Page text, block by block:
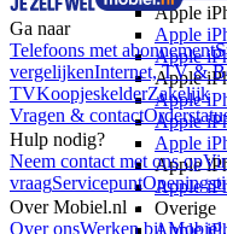
Apple
Apple
Apple
Apple
Apple
Apple
Apple
Apple
Apple
Overige
Apple
Ga naar
Telefoons met abonnement
vergelijkenInternet, TV &
TVKoopjeskelderZakelijk
Vragen & contact
Hulp nodig?
Neem contact met ons op
vraagServicepunt
Over Mobiel.nl
Over onsWerken bij